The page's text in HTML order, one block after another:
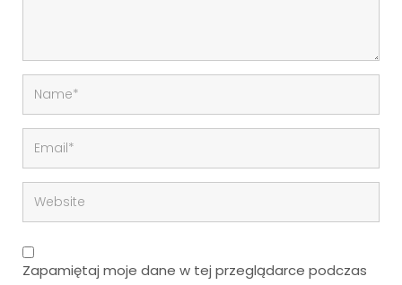
Zapamiętaj moje dane w tej przeglądarce podczas